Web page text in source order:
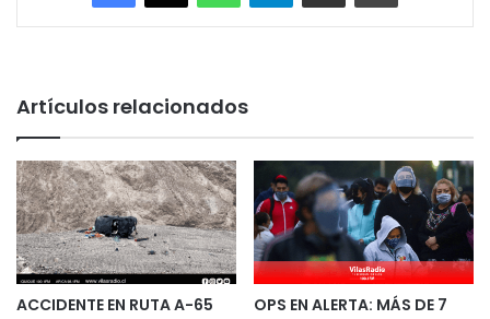
Artículos relacionados
ACCIDENTE EN RUTA A-65
OPS EN ALERTA: MÁS DE 7